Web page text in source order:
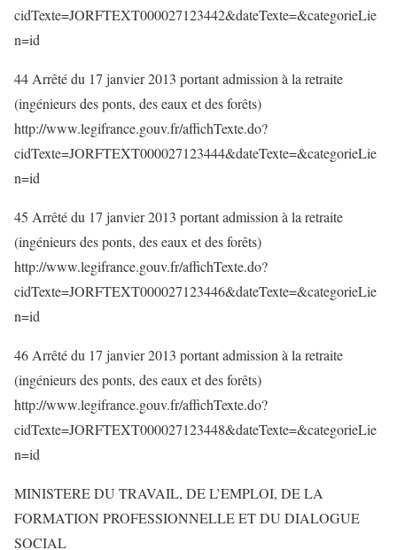
cidTexte=JORFTEXT000027123442&dateTexte=&categorieLie
n=id
44 Arrêté du 17 janvier 2013 portant admission à la retraite
(ingénieurs des ponts, des eaux et des forêts)
http://www.legifrance.gouv.fr/affichTexte.do?
cidTexte=JORFTEXT000027123444&dateTexte=&categorieLie
n=id
45 Arrêté du 17 janvier 2013 portant admission à la retraite
(ingénieurs des ponts, des eaux et des forêts)
http://www.legifrance.gouv.fr/affichTexte.do?
cidTexte=JORFTEXT000027123446&dateTexte=&categorieLie
n=id
46 Arrêté du 17 janvier 2013 portant admission à la retraite
(ingénieurs des ponts, des eaux et des forêts)
http://www.legifrance.gouv.fr/affichTexte.do?
cidTexte=JORFTEXT000027123448&dateTexte=&categorieLie
n=id
MINISTERE DU TRAVAIL, DE L’EMPLOI, DE LA
FORMATION PROFESSIONNELLE ET DU DIALOGUE
SOCIAL